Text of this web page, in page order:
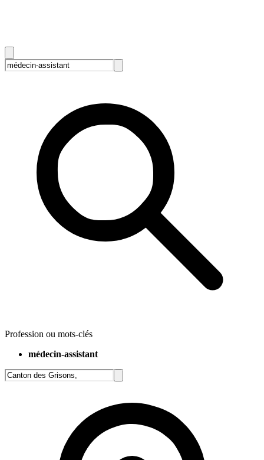
Profession ou mots-clés
médecin-assistant